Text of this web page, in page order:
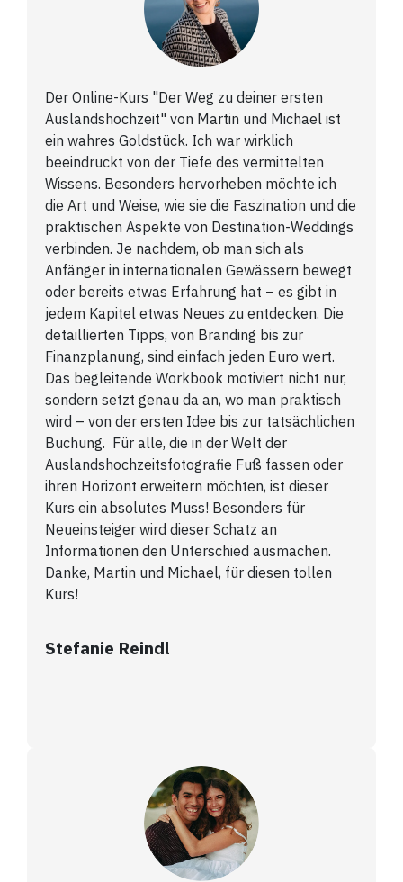
Der Online-Kurs "Der Weg zu deiner ersten
Auslandshochzeit" von Martin und Michael ist
ein wahres Goldstück. Ich war wirklich
beeindruckt von der Tiefe des vermittelten
Wissens. Besonders hervorheben möchte ich
die Art und Weise, wie sie die Faszination und die
praktischen Aspekte von Destination-Weddings
verbinden. Je nachdem, ob man sich als
Anfänger in internationalen Gewässern bewegt
oder bereits etwas Erfahrung hat – es gibt in
jedem Kapitel etwas Neues zu entdecken. Die
detaillierten Tipps, von Branding bis zur
Finanzplanung, sind einfach jeden Euro wert.
Das begleitende Workbook motiviert nicht nur,
sondern setzt genau da an, wo man praktisch
wird – von der ersten Idee bis zur tatsächlichen
Buchung. Für alle, die in der Welt der
Auslandshochzeitsfotografie Fuß fassen oder
ihren Horizont erweitern möchten, ist dieser
Kurs ein absolutes Muss! Besonders für
Neueinsteiger wird dieser Schatz an
Informationen den Unterschied ausmachen.
Danke, Martin und Michael, für diesen tollen
Kurs!
Stefanie Reindl